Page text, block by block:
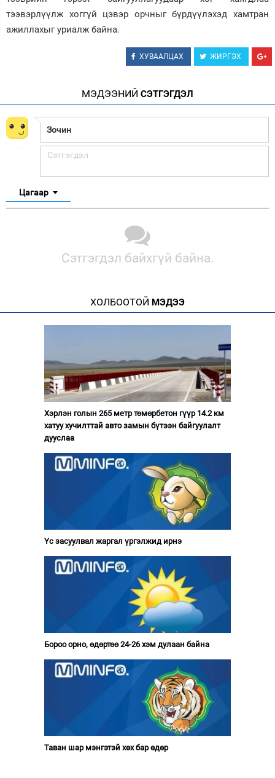
тээвэрлүүлж хоггүй цэвэр орчныг бүрдүүлэхэд хамтран
ажиллахыг уриалж байна.
ХУВААЛЦАХ ЖИРГЭХ
МЭДЭЭНИЙ СЭТГЭГДЭЛ
Цагаар
Сэтгэгдэл байхгүй байна.
ХОЛБООТОЙ МЭДЭЭ
Хэрлэн голын 265 метр төмөрбетон гүүр 14.2 км
хатуу хучилттай авто замын бүтээн байгуулалт
дууслаа
Үс засуулвал жаргал үргэлжид ирнэ
Бороо орно, өдөртөө 24-26 хэм дулаан байна
Таван шар мэнгэтэй хөх бар өдөр